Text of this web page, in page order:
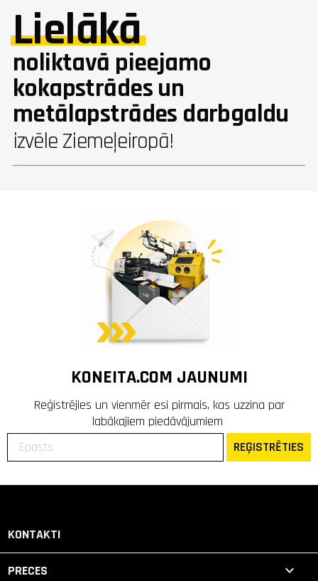
Lielākā
noliktavā pieejamo
kokapstrādes un
metālapstrādes darbgaldu
izvēle Ziemeļeiropā!
KONEITA.COM JAUNUMI
Reģistrējies un vienmēr esi pirmais, kas uzzina par
labākajiem piedāvājumiem
REĢISTRĒTIES
KONTAKTI
PRECES 